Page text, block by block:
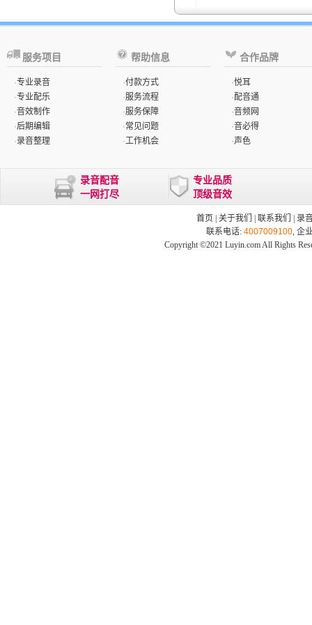
服务项目
·专业录音
·专业配乐
·音效制作
·后期编辑
·录音整理
帮助信息
·付款方式
·服务流程
·服务保障
·常见问题
·工作机会
合作品牌
·悦耳
·配音通
·音频网
·音必得
·声色
录音配音
一网打尽
专业品质
顶级音效
首页 关于我们 联系我们
录
联系电话: 4007009100, 企
Copyright ©2021 Luyin.com All Rights